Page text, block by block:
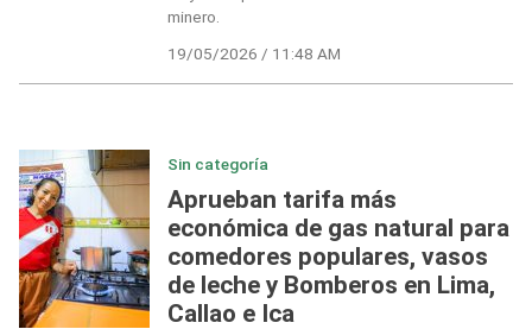
minero.
19/05/2026 / 11:48 AM
Sin categoría
Aprueban tarifa más
económica de gas natural para
comedores populares, vasos
de leche y Bomberos en Lima,
Callao e Ica